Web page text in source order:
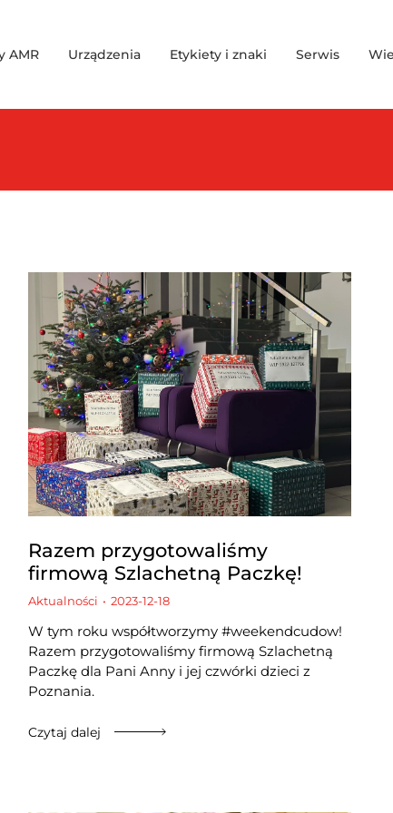
AMR Urządzenia Etykiety i znaki Serwis
Razem przygotowaliśmy
firmową Szlachetną Paczkę!
Aktualności 2023-12-18
W tym roku współtworzymy #weekendcudow!
Razem przygotowaliśmy firmową Szlachetną
Paczkę dla Pani Anny i jej czwórki dzieci z
Poznania.
Czytaj dalej